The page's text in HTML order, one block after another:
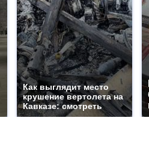
Как выглядит место
крушение вертолета на
Кавказе: смотреть